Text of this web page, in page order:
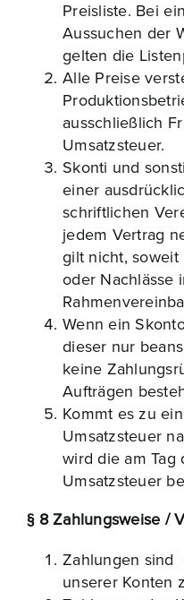
Preisliste. Bei
Aussuchen der
gelten die
Alle Preise
ausschließlich
Umsatzsteuer.
Skonti und
einer
schriftlichen
jedem Vertrag
gilt nicht, soweit
oder Nachlässe
Wenn ein
dieser nur
keine
Aufträgen
Kommt es zu
Umsatzsteuer
wird die am
Umsatzsteuer
§ 8 Zahlungsweise /
Zahlungen sind
unserer Konten